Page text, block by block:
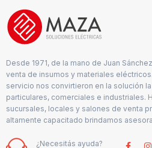
Desde 1971, de la mano de Juan
venta de insumos y materiales
servicio nos convirtieron en la solución
particulares, comerciales e industriales.
sucursales, locales y salones de venta
altamente capacitado brindamos
¿Necesitás ayuda?